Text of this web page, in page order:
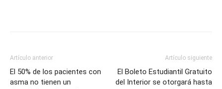
Artículo anterior
El 50% de los pacientes con
asma no tienen un
Artículo siguiente
El Boleto Estudiantil Gratuito
del Interior se otorgará hasta